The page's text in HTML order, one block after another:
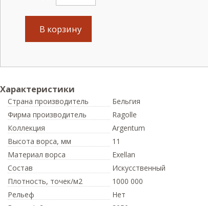
В корзину
Характеристики
Страна производитель
Бельгия
Фирма производитель
Ragolle
Коллекция
Argentum
Высота ворса, мм
11
Материал ворса
Exellan
Состав
Искусственный
Плотность, точек/м2
1000 000
Рельеф
Нет